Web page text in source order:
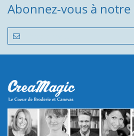
Abonnez-vous à notre